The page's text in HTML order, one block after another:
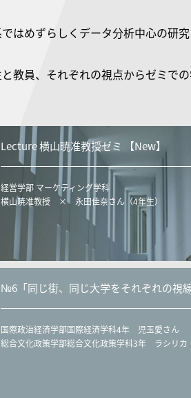
はめずらしくデータ分析中心の研
教員、それぞれの視点からゼミでの
Lecture 横山暁准教授ゼミ 【New】
経営学部 マーケティング学科
横山暁准教授 × 永田佳奈さん（4年生）
№6「同じ街、同じ大学をそれぞれの視
国際政治経済学部国際経済学科4年 児玉愛さん
総合文化政策学部総合文化政策学科3年 ラシリカ